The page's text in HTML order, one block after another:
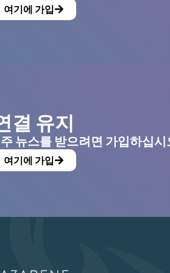
여기에 가입
결 유지
뉴스를 받으려면 가입하십시
여기에 가입